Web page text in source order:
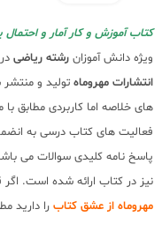
کتاب آموزش و کار آمار و احتمال
ویژه دانش آموزان رشته ریاضی در
انتشارات مهروماه تولید و
های خلاصه اما کاربردی مطابق
فعالیت های کتاب درسی به
پاسخ نامه کلیدی سوالات می
نیز در کتاب ارائه شده است.
مهروماه از عشق کتاب را دارید